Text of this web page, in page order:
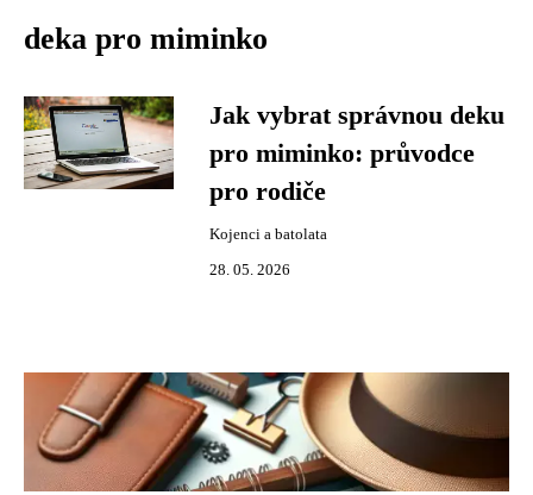
deka pro miminko
Jak vybrat správnou deku
pro miminko: průvodce
pro rodiče
Kojenci a batolata
28. 05. 2026